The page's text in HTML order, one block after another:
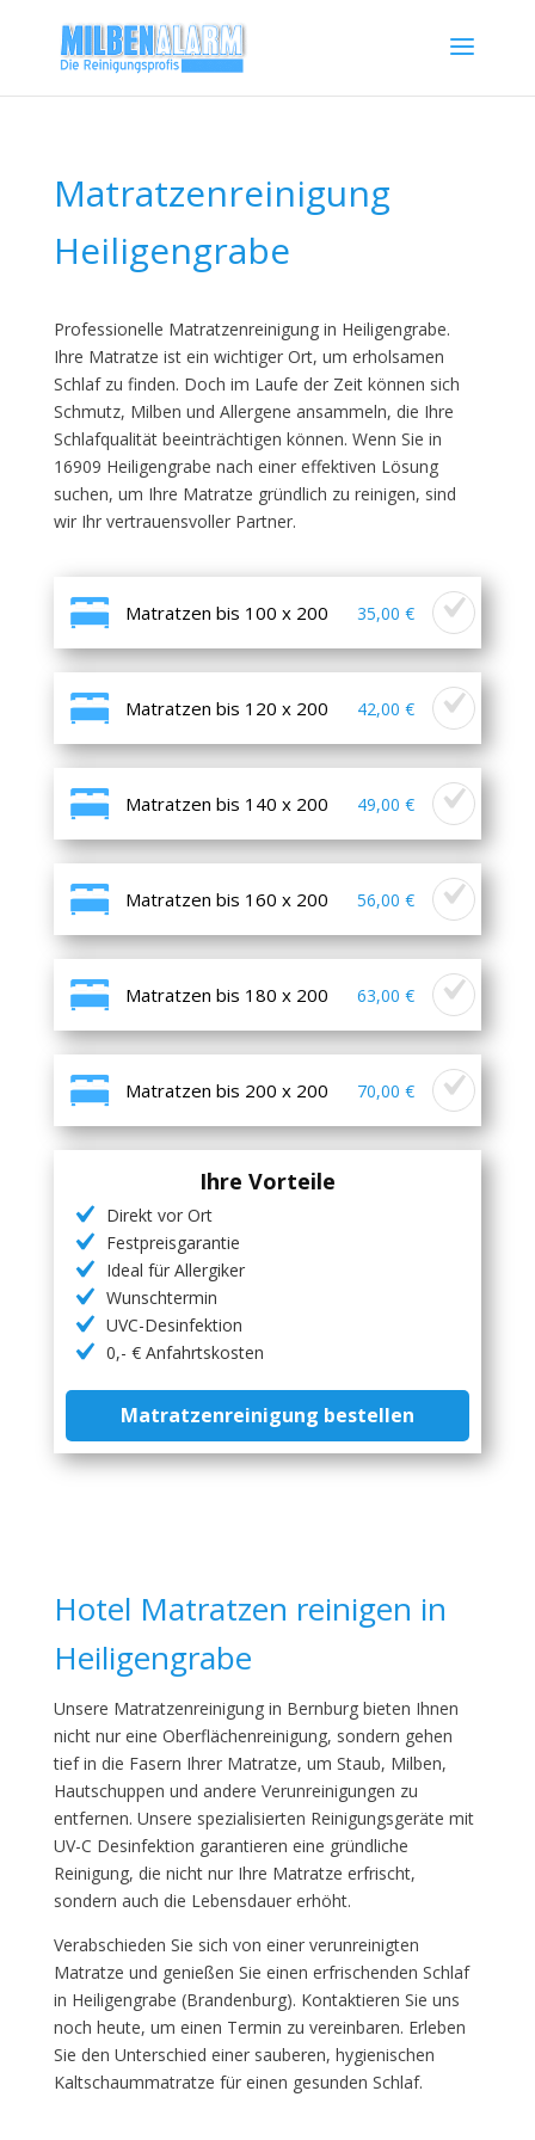
Matratzenreinigung
Heiligengrabe
Professionelle Matratzenreinigung in Heiligengrabe.
Ihre Matratze ist ein wichtiger Ort, um erholsamen
Schlaf zu finden. Doch im Laufe der Zeit können sich
Schmutz, Milben und Allergene ansammeln, die Ihre
Schlafqualität beeinträchtigen können. Wenn Sie in
16909 Heiligengrabe nach einer effektiven Lösung
suchen, um Ihre Matratze gründlich zu reinigen, sind
wir Ihr vertrauensvoller Partner.
Matratzen bis 100 x 200 35,00 €
Matratzen bis 120 x 200 42,00 €
Matratzen bis 140 x 200 49,00 €
Matratzen bis 160 x 200 56,00 €
Matratzen bis 180 x 200 63,00 €
Matratzen bis 200 x 200 70,00 €
Ihre Vorteile
Direkt vor Ort
Festpreisgarantie
Ideal für Allergiker
Wunschtermin
UVC-Desinfektion
0,- € Anfahrtskosten
Matratzenreinigung bestellen
Hotel Matratzen reinigen in
Heiligengrabe
Unsere Matratzenreinigung in Bernburg bieten Ihnen
nicht nur eine Oberflächenreinigung, sondern gehen
tief in die Fasern Ihrer Matratze, um Staub, Milben,
Hautschuppen und andere Verunreinigungen zu
entfernen. Unsere spezialisierten Reinigungsgeräte mit
UV-C Desinfektion garantieren eine gründliche
Reinigung, die nicht nur Ihre Matratze erfrischt,
sondern auch die Lebensdauer erhöht.
Verabschieden Sie sich von einer verunreinigten
Matratze und genießen Sie einen erfrischenden Schlaf
in Heiligengrabe (Brandenburg). Kontaktieren Sie uns
noch heute, um einen Termin zu vereinbaren. Erleben
Sie den Unterschied einer sauberen, hygienischen
Kaltschaummatratze für einen gesunden Schlaf.